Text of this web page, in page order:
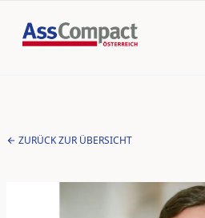
ZURÜCK ZUR ÜBERSICHT